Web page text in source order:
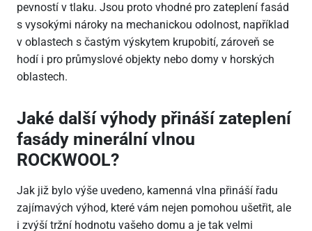
pevností v tlaku. Jsou proto vhodné pro zateplení fasád
s vysokými nároky na mechanickou odolnost, například
v oblastech s častým výskytem krupobití, zároveň se
hodí i pro průmyslové objekty nebo domy v horských
oblastech.
Jaké další výhody přináší zateplení
fasády minerální vlnou
ROCKWOOL?
Jak již bylo výše uvedeno, kamenná vlna přináší řadu
zajímavých výhod, které vám nejen pomohou ušetřit, ale
i zvýší tržní hodnotu vašeho domu a je tak velmi